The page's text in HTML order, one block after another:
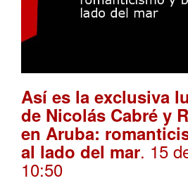
Así es la exclusiva
de Nicolás Cabré y
en Aruba:
al lado del mar. 15
10:50